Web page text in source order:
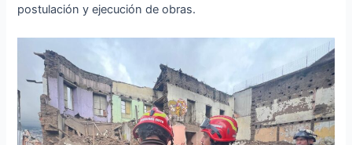
postulación y ejecución de obras.